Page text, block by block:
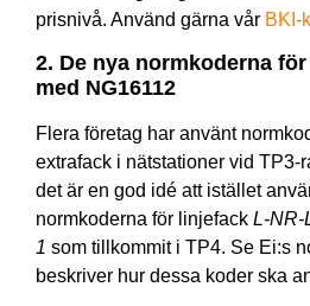
prisnivå. Använd gärna vår BKI-
2. De nya normkoderna
med NG16112
Flera företag har använt
extrafack i nätstationer vid TP3-
det är en god idé att istället
normkoderna för linjefack L-NR-
1 som tillkommit i TP4. Se Ei:s
beskriver hur dessa koder ska